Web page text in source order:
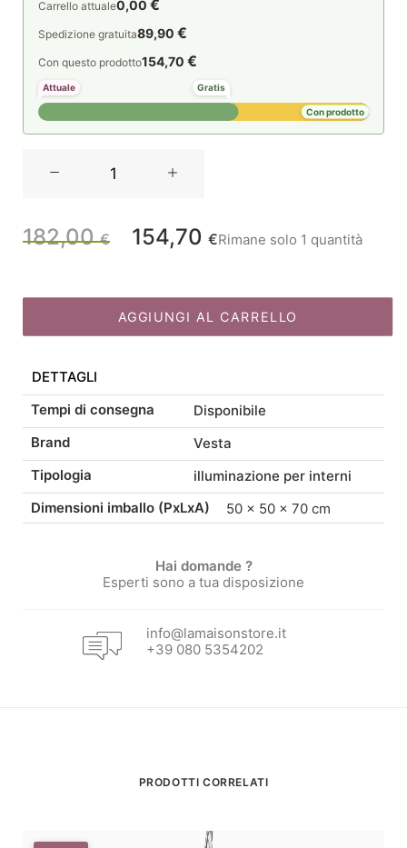
Carrello attuale0,00 €
Spedizione gratuita89,90 €
Con questo prodotto154,70 €
Attuale Gratis
Con prodotto
tavolo
quantità
182,00€
originale
182,00 €.
154,70 €Il
attuale
154,70 €.
Rimane solo 1 quantità
AGGIUNGI AL CARRELLO
DETTAGLI
Tempi di consegna
Disponibile
Brand
Vesta
Tipologia
illuminazione per interni
Dimensioni imballo (PxLxA)
50 × 50 × 70 cm
Hai domande ?
Esperti sono a tua disposizione
info@lamaisonstore.it
+39 080 5354202
PRODOTTI CORRELATI